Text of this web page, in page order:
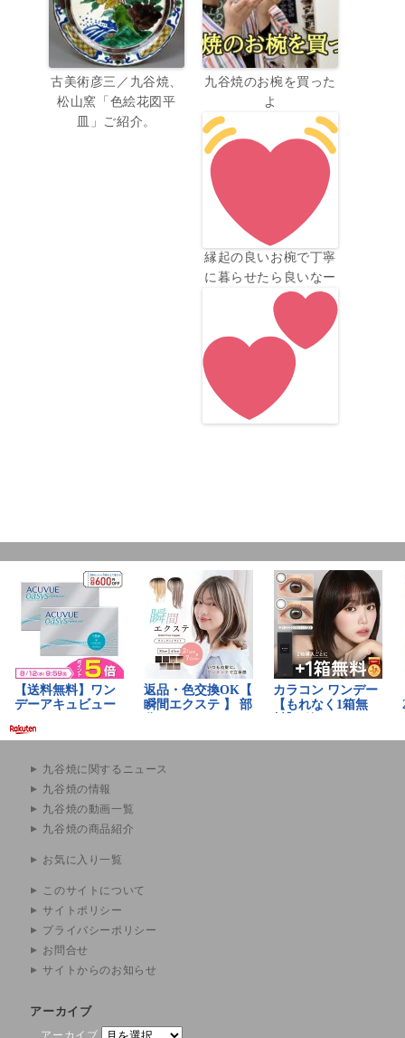
古美術彦三／九谷焼、
松山窯「色絵花図平
皿」ご紹介。
九谷焼のお椀を買った
よ
縁起の良いお椀で丁寧
に暮らせたら良いなー
九谷焼に関するニュース
九谷焼の情報
九谷焼の動画一覧
九谷焼の商品紹介
お気に入り一覧
このサイトについて
サイトポリシー
プライバシーポリシー
お問合せ
サイトからのお知らせ
アーカイブ
アーカイブ